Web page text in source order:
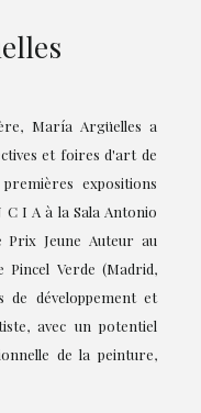
María Argüelles a
et foires d'art de
expositions
C I A à la Sala Antonio
Prix Jeune Auteur au
Verde (Madrid,
de développement et
avec un potentiel
de la peinture,